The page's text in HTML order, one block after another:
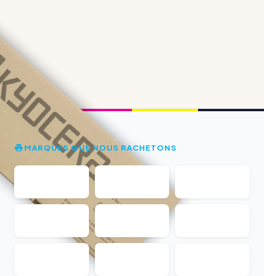
MARQUES QUE NOUS RACHETONS